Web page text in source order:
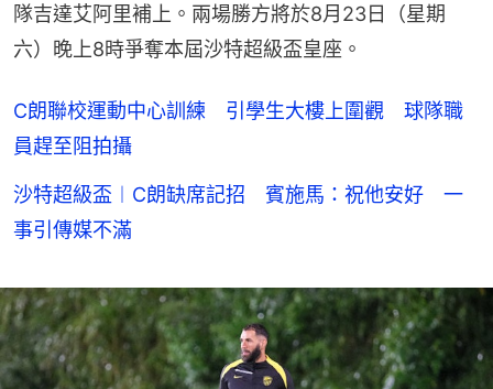
隊吉達艾阿里補上。兩場勝方將於8月23日（星期
六）晚上8時爭奪本屆沙特超級盃皇座。
C朗聯校運動中心訓練 引學生大樓上圍觀 球隊職
員趕至阻拍攝
沙特超級盃︱C朗缺席記招 賓施馬：祝他安好 一
事引傳媒不滿